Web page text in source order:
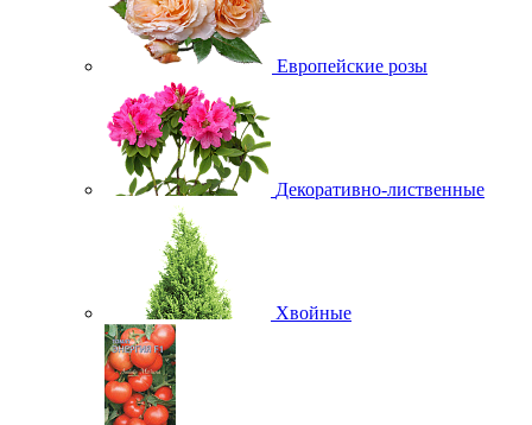
Европейские розы
Декоративно-лиственные
Хвойные